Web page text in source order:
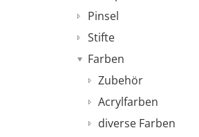
Pinsel
Stifte
Farben
Zubehör
Acrylfarben
diverse Farben